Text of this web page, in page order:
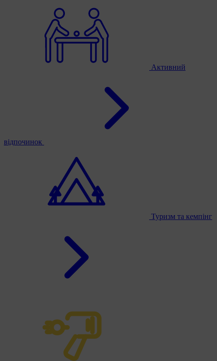
Активний
відпочинок
Туризм та кемпінг